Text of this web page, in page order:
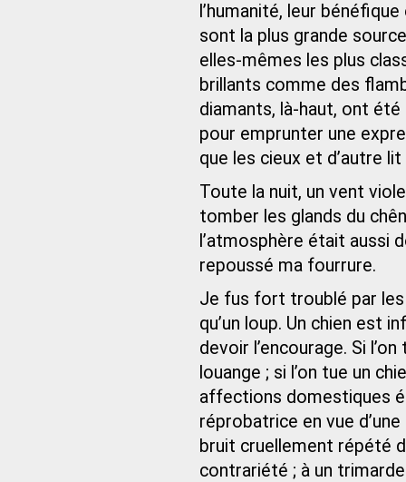
l’humanité, leur
sont la plus grande
elles-mêmes les plus
brillants comme des
diamants, là-haut, ont
pour emprunter une
que les cieux et d’autre
Toute la nuit, un vent
tomber les glands du
l’atmosphère était aussi
repoussé ma fourrure.
Je fus fort troublé par les
qu’un loup. Un chien est
devoir l’encourage. Si
louange ; si l’on tue un
affections domestiques
réprobatrice en vue
bruit cruellement répété
contrariété ; à un